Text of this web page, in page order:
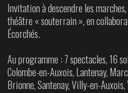
Invitation à descendre les
théâtre « souterrain », en
Écorchés.
Au programme : 7 spectacles, 16
Colombe-en-Auxois, Lantenay,
Brionne, Santenay, Villy-en-Auxois,